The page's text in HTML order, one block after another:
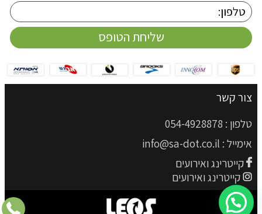
צור קשר
טלפון : 054-4928878
אימייל : info@sa-dot.co.il
קייטרינג ואירועים
קייטרינג ואירועים